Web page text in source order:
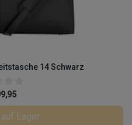
14 Schwarz
Lager